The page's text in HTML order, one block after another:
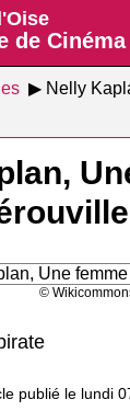
de Cinéma
Nelly
©
publié le lundi